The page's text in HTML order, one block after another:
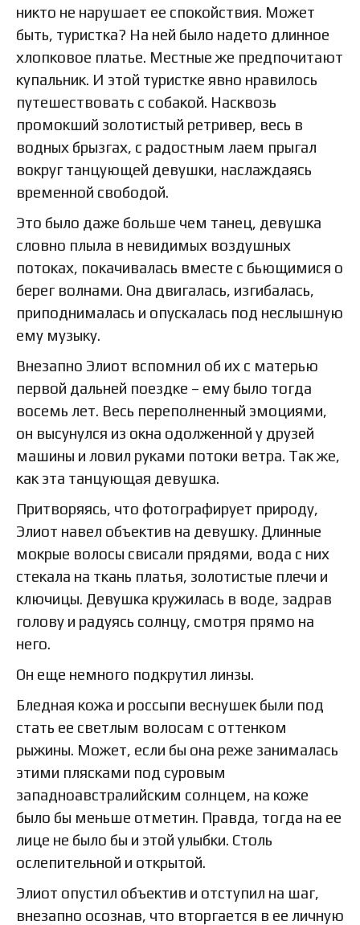
никто не нарушает ее спокойствия. Может
быть, туристка? На ней было надето длинное
хлопковое платье. Местные же предпочитают
купальник. И этой туристке явно нравилось
путешествовать с собакой. Насквозь
промокший золотистый ретривер, весь в
водных брызгах, с радостным лаем прыгал
вокруг танцующей девушки, наслаждаясь
временной свободой.
Это было даже больше чем танец, девушка
словно плыла в невидимых воздушных
потоках, покачивалась вместе с бьющимися о
берег волнами. Она двигалась, изгибалась,
приподнималась и опускалась под неслышную
ему музыку.
Внезапно Элиот вспомнил об их с матерью
первой дальней поездке – ему было тогда
восемь лет. Весь переполненный эмоциями,
он высунулся из окна одолженной у друзей
машины и ловил руками потоки ветра. Так же,
как эта танцующая девушка.
Притворяясь, что фотографирует природу,
Элиот навел объектив на девушку. Длинные
мокрые волосы свисали прядями, вода с них
стекала на ткань платья, золотистые плечи и
ключицы. Девушка кружилась в воде, задрав
голову и радуясь солнцу, смотря прямо на
него.
Он еще немного подкрутил линзы.
Бледная кожа и россыпи веснушек были под
стать ее светлым волосам с оттенком
рыжины. Может, если бы она реже занималась
этими плясками под суровым
западноавстралийским солнцем, на коже
было бы меньше отметин. Правда, тогда на ее
лице не было бы и этой улыбки. Столь
ослепительной и открытой.
Элиот опустил объектив и отступил на шаг,
внезапно осознав, что вторгается в ее личную